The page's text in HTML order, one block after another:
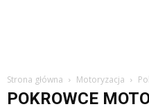
Strona główna Motoryzacja
POKROWCE